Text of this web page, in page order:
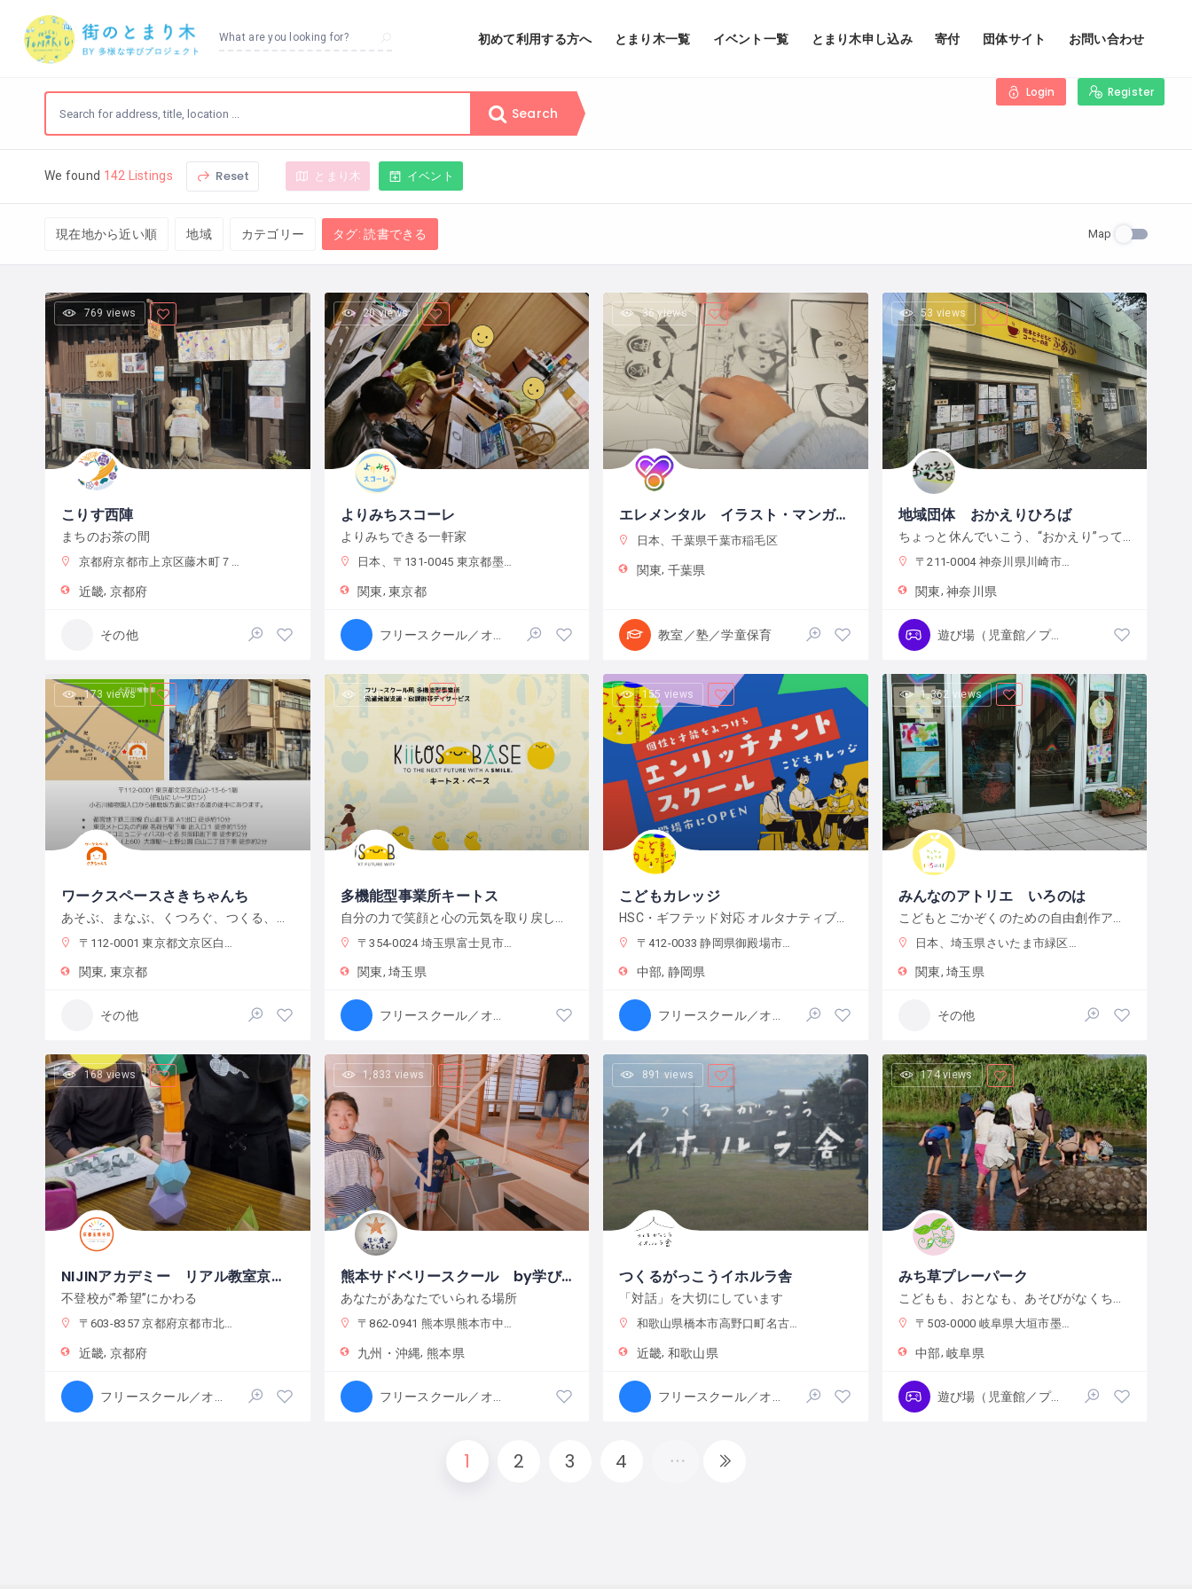
What are you looking for? 初めて利用する方へ とまり木一覧 イベント一覧 とまり木申し込み 寄付 団体サイト お問い合わせ
Login Register
Search
We found 142 Listings Reset とまり木 イベント
現在地から近い順 地域 カテゴリー タグ: 読書できる Map
769 views
こりす西陣
まちのお茶の間
京都府京都市上京区藤木町７９５−５
近畿 京都府
その他
20 views
よりみちスコーレ
よりみちできる一軒家
日本、〒131-0045 東京都墨田区押上２丁目２８−３
関東 東京都
36 views
エレメンタル イラスト・マンガ教室
日本、千葉県千葉市稲毛区
関東 千葉県
教室／塾／学童保育
53 views
地域団体 おかえりひろば
〒211-0004 神奈川県川崎市中原区新丸子東
関東 神奈川県
遊び場（児童館／プレーパーク）
173 views
ワークスペースさきちゃんち
〒112-0001 東京都文京区白山２丁目１３−６
関東 東京都
その他
250 views
多機能型事業所キートス
〒354-0024 埼玉県富士見市鶴瀬東1-8-8ジーグ301
関東 埼玉県
155 views
こどもカレッジ
〒412-0033 静岡県御殿場市神山４１６−２
中部 静岡県
1,362 views
みんなのアトリエ いろのは
日本、埼玉県さいたま市緑区東浦和３−１８−１９
関東 埼玉県
その他
168 views
NIJINアカデミー リアル教室京都金閣寺校
不登校が”希望”にかわる
〒603-8357 京都府京都市北区平野宮西町１６
近畿 京都府
1,833 views
熊本サドベリースクール by学び舎あとらぼ
あなたがあなたでいられる場所
〒862-0941 熊本県熊本市中央区出水６丁目３７−１
九州・沖縄 熊本県
891 views
つくるがっこうイホルラ舎
「対話」を大切にしています
和歌山県橋本市高野口町名古曽962
近畿 和歌山県
174 views
みち草プレーパーク
〒503-0000 岐阜県大垣市墨俣町さい川堤外地
中部 岐阜県
遊び場（児童館／プレーパーク）
1 2 3 4